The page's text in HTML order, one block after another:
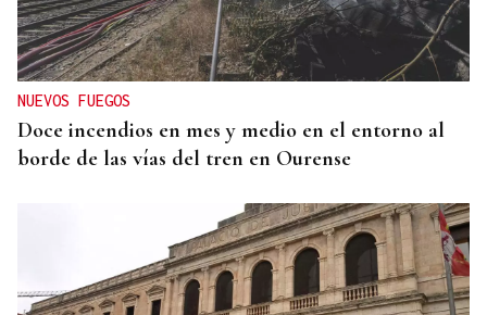
NUEVOS FUEGOS
Doce incendios en mes y medio en el entorno al
borde de las vías del tren en Ourense